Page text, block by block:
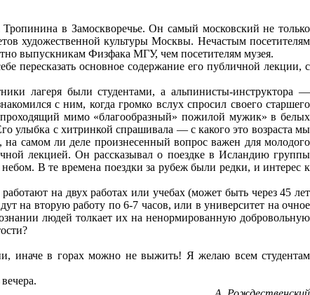
в Замоскворечье. Он самый московский не только
художественной культуры Москвы. Нечастым посетителям
выпускникам Физфака МГУ, чем посетителям музея.
пересказать основное содержание его публичной лекции, с
лагеря были студентами, а альпинисты-инструктора —
с ним, когда громко вслух спросил своего cтаршего
мимо «благообразный» пожилой мужик» в белых
улыбка с хитринкой спрашивала — с какого это возраста мы
самом ли деле произнесенный вопрос важен для молодого
лекцией. Он рассказывал о поездке в Исландию группы
В те времена поездки за рубеж были редки, и интерес к
на двух работах или учебах (может быть через 45 лет
на вторую работу по 6-7 часов, или в университет на очное
людей толкает их на ненормированную добровольную
иначе в горах можно не выжить! Я желаю всем студентам